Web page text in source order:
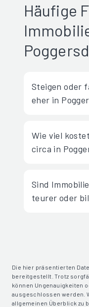
Häufige
Steigen oder
eher in
Wie viel
circa in
Sind
teurer oder
Die hier präsentierten
bereitgestellt. Trotz
können Ungenauigkeiten
ausgeschlossen werden.
allgemeinen Überblick zu